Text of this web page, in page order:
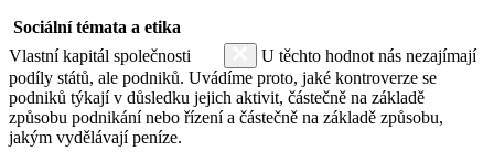
Sociální témata a etika
Vlastní kapitál společnosti
U těchto hodnot nás nezajímají
podíly států, ale podniků. Uvádíme proto, jaké kontroverze se
podniků týkají v důsledku jejich aktivit, částečně na základě
způsobu podnikání nebo řízení a částečně na základě způsobu,
jakým vydělávají peníze.